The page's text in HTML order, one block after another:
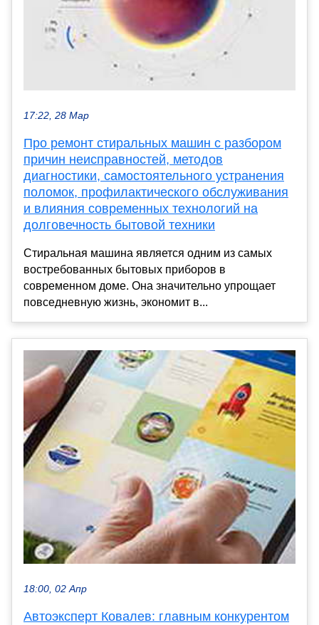
17:22, 28 Мар
Про ремонт стиральных машин с разбором
причин неисправностей, методов
диагностики, самостоятельного устранения
поломок, профилактического обслуживания
и влияния современных технологий на
долговечность бытовой техники
Стиральная машина является одним из самых
востребованных бытовых приборов в
современном доме. Она значительно упрощает
повседневную жизнь, экономит в...
18:00, 02 Апр
Автоэксперт Ковалев: главным конкурентом